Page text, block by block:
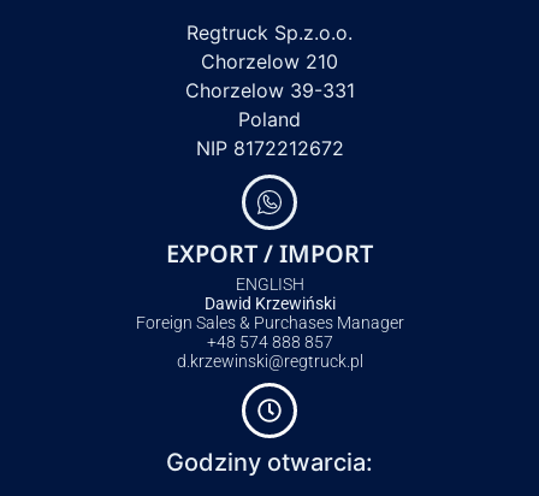
Regtruck Sp.z.o.o.
Chorzelow 210
Chorzelow 39-331
Poland
NIP 8172212672
EXPORT / IMPORT
ENGLISH
Dawid Krzewiński
Foreign Sales & Purchases Manager
+48 574 888 857
d.krzewinski@regtruck.pl
Godziny otwarcia: